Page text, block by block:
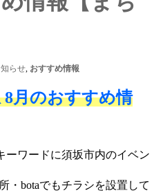
らせ おすすめ情報
月のおすすめ情
ーワードに須坂市内のイベン
・botaでもチラシを設置して